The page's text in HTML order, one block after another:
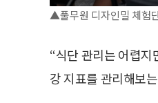
▲풀무원 디자인밀 체험
“식단 관리는 어렵지
강 지표를 관리해보